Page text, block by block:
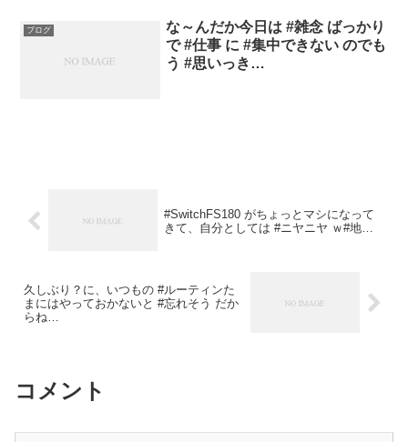
ブログ
な～んだか今日は #雑念 ばっかり
で #仕事 に #集中できない のでも
う #思いっき…
#SwitchFS180 がちょっとマシになって
きて、自分としては #ニヤニヤ ｗ#地…
久しぶり？に、いつもの #ルーティンた
まにはやっておかないと #忘れそう だか
らね…
コメント